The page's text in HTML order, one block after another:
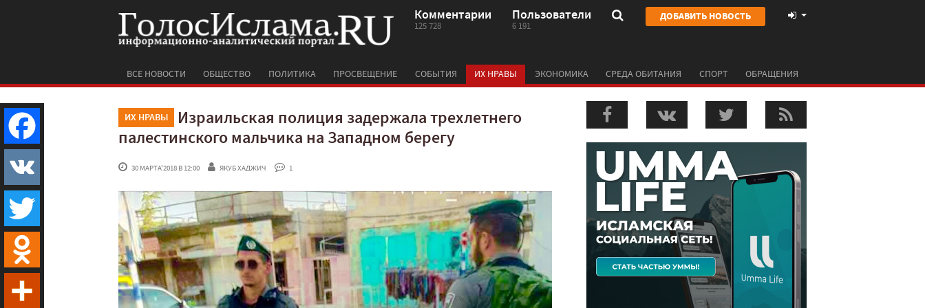
Комментарии
125 728
Пользователи
6 191
ДОБАВИТЬ НОВОСТЬ
ВСЕ НОВОСТИ ОБЩЕСТВО ПОЛИТИКА ПРОСВЕЩЕНИЕ СОБЫТИЯ ИХ НРАВЫ ЭКОНОМИКА СРЕДА ОБИТАНИЯ СПОРТ ОБРАЩЕНИЯ
ИХ НРАВЫ
Израильская полиция задержала трехлетнего
палестинского мальчика на Западном берегу
30 МАРТА'2018 В 12:00 ЯКУБ ХАДЖИЧ 1
Facebook
VK
Twitter
Odnoklassniki